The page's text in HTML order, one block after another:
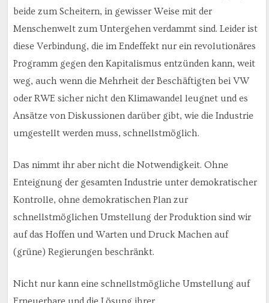
beide zum Scheitern, in gewisser Weise mit der
Menschenwelt zum Untergehen verdammt sind. Leider ist
diese Verbindung, die im Endeffekt nur ein revolutionäres
Programm gegen den Kapitalismus entzünden kann, weit
weg, auch wenn die Mehrheit der Beschäftigten bei VW
oder RWE sicher nicht den Klimawandel leugnet und es
Ansätze von Diskussionen darüber gibt, wie die Industrie
umgestellt werden muss, schnellstmöglich.
Das nimmt ihr aber nicht die Notwendigkeit. Ohne
Enteignung der gesamten Industrie unter demokratischer
Kontrolle, ohne demokratischen Plan zur
schnellstmöglichen Umstellung der Produktion sind wir
auf das Hoffen und Warten und Druck Machen auf
(grüne) Regierungen beschränkt.
Nicht nur kann eine schnellstmögliche Umstellung auf